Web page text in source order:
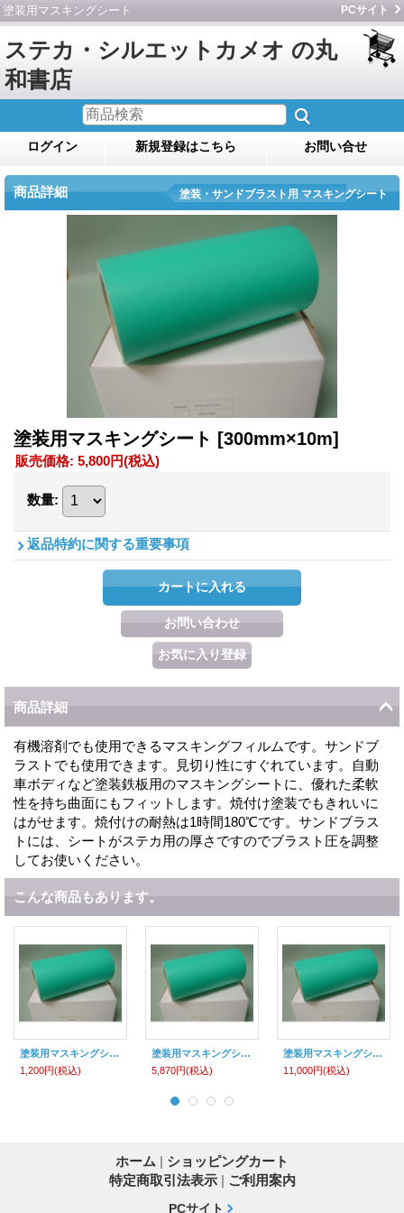
塗装用マスキングシート PCサイト
ステカ・シルエットカメオ の丸
和書店
ログイン 新規登録はこちら お問い合せ
商品詳細 塗装・サンドブラスト用 マスキングシート
塗装用マスキングシート [300mm×10m]
販売価格: 5,800円(税込)
数量:
返品特約に関する重要事項
商品詳細
有機溶剤でも使用できるマスキングフィルムです。サンドブ
ラストでも使用できます。見切り性にすぐれています。自動
車ボディなど塗装鉄板用のマスキングシートに、優れた柔軟
性を持ち曲面にもフィットします。焼付け塗装でもきれいに
はがせます。焼付けの耐熱は1時間180℃です。サンドブラス
トには、シートがステカ用の厚さですのでブラスト圧を調整
してお使いください。
こんな商品もあります。
塗装用マスキングシート
1,200円(税込)
塗装用マスキングシート
5,870円(税込)
塗装用マスキングシート
11,000円(税込)
ホーム | ショッピングカート
特定商取引法表示 | ご利用案内
PCサイト